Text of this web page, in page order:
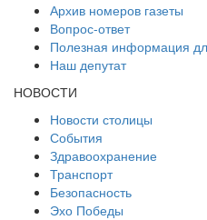
Архив номеров газеты
Вопрос-ответ
Полезная информация
Наш депутат
НОВОСТИ
Новости столицы
События
Здравоохранение
Транспорт
Безопасность
Эхо Победы